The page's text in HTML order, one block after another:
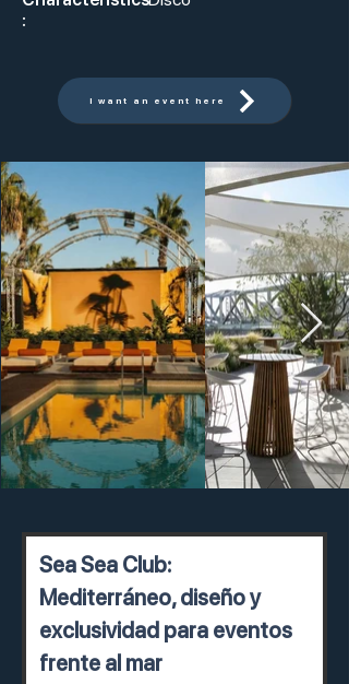
:
I want an event here
Sea Sea Club:
Mediterráneo, diseño y
exclusividad para eventos
frente al mar